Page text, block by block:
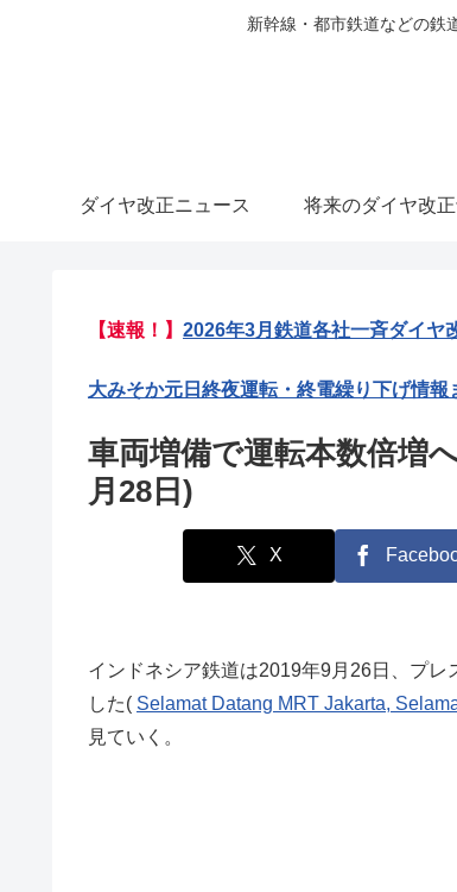
新幹線・都市鉄道などの鉄
ダイヤ改正ニュース 将来のダイヤ改正
【速報！】 2026年3月鉄道各社一斉ダイヤ
大みそか元日終夜運転・終電繰り下げ情報
車両増備で運転本数倍増
月28日)
X
インドネシア鉄道は2019年9月26日、プ
した( Selamat Datang MRT Jakarta,
見ていく。